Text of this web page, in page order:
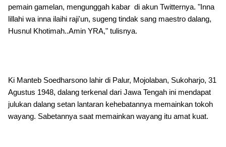
pemain gamelan, mengunggah kabar di akun Twitternya. "Inna
lillahi wa inna ilaihi raji'un, sugeng tindak sang maestro dalang,
Husnul Khotimah..Amin YRA," tulisnya.
Ki Manteb Soedharsono lahir di Palur, Mojolaban, Sukoharjo, 31
Agustus 1948, dalang terkenal dari Jawa Tengah ini mendapat
julukan dalang setan lantaran kehebatannya memainkan tokoh
wayang. Sabetannya saat memainkan wayang itu amat kuat.